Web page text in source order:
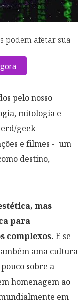
podem afetar sua
pelo nosso
mitologia e
geek -
e filmes - um
destino,
mas
para
complexos. E se
ama cultura
sobre a
homenagem ao
em